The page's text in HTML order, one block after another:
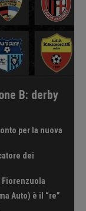
B: derby
per la nuova
dei
Auto) è il “re”